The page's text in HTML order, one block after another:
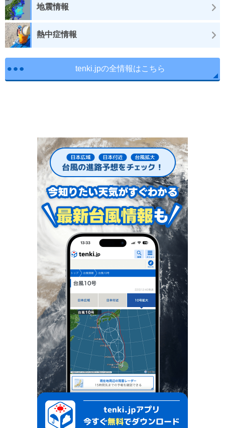
地震情報
熱中症情報
tenki.jpの全情報はこちら